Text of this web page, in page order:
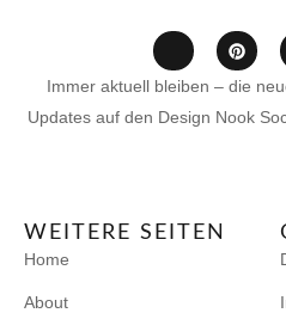
Immer aktuell bleiben – die
Updates auf den Design Nook
WEITERE SEITEN
Home
About